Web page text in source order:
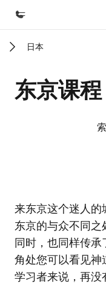
欢迎来到英孚教育
课程
企业文化
职业发展
加入我们
日本
东京课程
来东京这个迷人的
东京的与众不同之
同时，也同样传
角处您可以看见神
学习者来说，再没